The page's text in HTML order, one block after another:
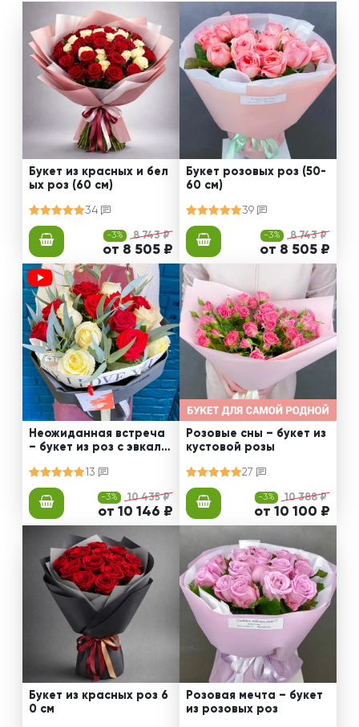
Букет из красных и бел
ых роз (60 см)
34
-3% 8 743 ₽
от 8 505 ₽
Букет розовых роз (50-
60 см)
39
-3% 8 743 ₽
от 8 505 ₽
Неожиданная встреча
– букет из роз с эвкали
13
-3% 10 435 ₽
от 10 146 ₽
Розовые сны – букет из
кустовой розы
27
-3% 10 388 ₽
от 10 100 ₽
Букет из красных роз 6
0 см
Розовая мечта – букет
из розовых роз